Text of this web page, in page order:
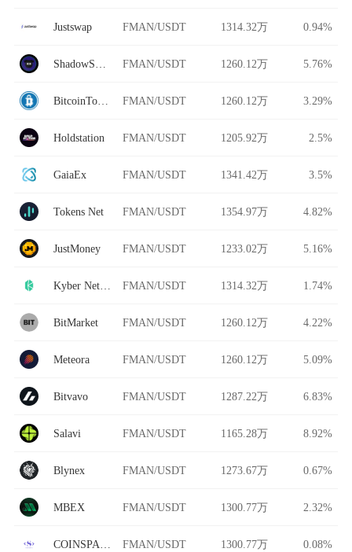
Justswap FMAN/USDT 1314.32万 0.94%
FMAN/USDT 1260.12万 5.76%
FMAN/USDT 1260.12万 3.29%
Holdstation FMAN/USDT 1205.92万 2.5%
GaiaEx FMAN/USDT 1341.42万 3.5%
Tokens Net FMAN/USDT 1354.97万 4.82%
JustMoney FMAN/USDT 1233.02万 5.16%
FMAN/USDT 1314.32万 1.74%
BitMarket FMAN/USDT 1260.12万 4.22%
Meteora FMAN/USDT 1260.12万 5.09%
Bitvavo FMAN/USDT 1287.22万 6.83%
Salavi FMAN/USDT 1165.28万 8.92%
Blynex FMAN/USDT 1273.67万 0.67%
MBEX FMAN/USDT 1300.77万 2.32%
FMAN/USDT 1300.77万 0.08%